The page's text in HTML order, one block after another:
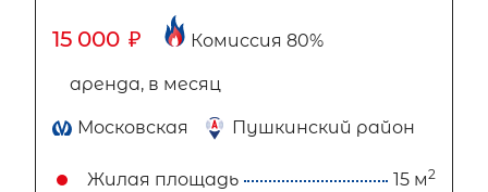
15 000 ₽ Комиссия 80%
аренда, в месяц
Московская Пушкинский район
Жилая площадь 15 м2